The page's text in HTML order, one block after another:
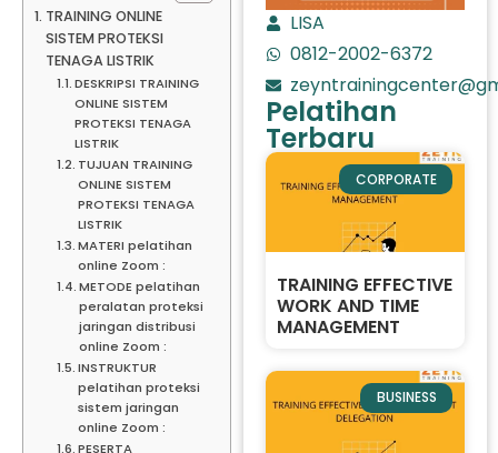
TRAINING ONLINE
SISTEM PROTEKSI
TENAGA LISTRIK
DESKRIPSI TRAINING
ONLINE SISTEM
PROTEKSI TENAGA
LISTRIK
TUJUAN TRAINING
ONLINE SISTEM
PROTEKSI TENAGA
LISTRIK
MATERI pelatihan
online Zoom :
METODE pelatihan
peralatan proteksi
jaringan distribusi
online Zoom :
INSTRUKTUR
pelatihan proteksi
sistem jaringan
online Zoom :
PESERTA
LISA
0812-2002-6372
Pelatihan
Terbaru
CORPORATE
TRAINING EFFECTIVE
WORK AND TIME
MANAGEMENT
BUSINESS